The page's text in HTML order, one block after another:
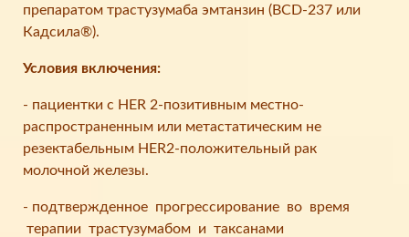
препаратом трастузумаба эмтанзин (BCD-237 или
Кадсила®).
Условия включения:
- пациентки с HER 2-позитивным местно-
распространенным или метастатическим не
резектабельным HER2-положительный рак
молочной железы.
- подтвержденное прогрессирование во время
терапии трастузумабом и таксанами